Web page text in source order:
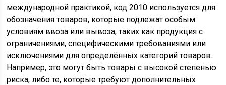
международной практикой, код 2010 используется для
обозначения товаров, которые подлежат особым
условиям ввоза или вывоза, таких как продукция с
ограничениями, специфическими требованиями или
исключениями для определённых категорий товаров.
Например, это могут быть товары с высокой степенью
риска, либо те, которые требуют дополнительных